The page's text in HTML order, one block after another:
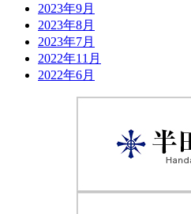
2023年9月
2023年8月
2023年7月
2022年11月
2022年6月